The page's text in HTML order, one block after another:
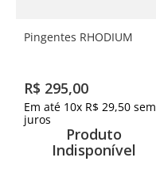
Pingentes RHODIUM
R$ 295,00
Em até 10x R$ 29,50 sem
juros
Produto
Indisponível